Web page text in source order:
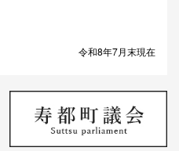
令和8年7月末現在